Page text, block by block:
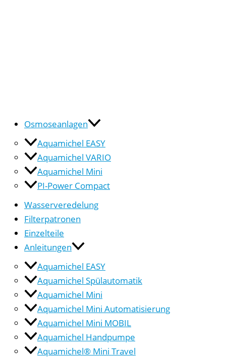
Osmoseanlagen
Aquamichel EASY
Aquamichel VARIO
Aquamichel Mini
PI-Power Compact
Wasserveredelung
Filterpatronen
Einzelteile
Anleitungen
Aquamichel EASY
Aquamichel Spülautomatik
Aquamichel Mini
Aquamichel Mini Automatisierung
Aquamichel Mini MOBIL
Aquamichel Handpumpe
Aquamichel® Mini Travel